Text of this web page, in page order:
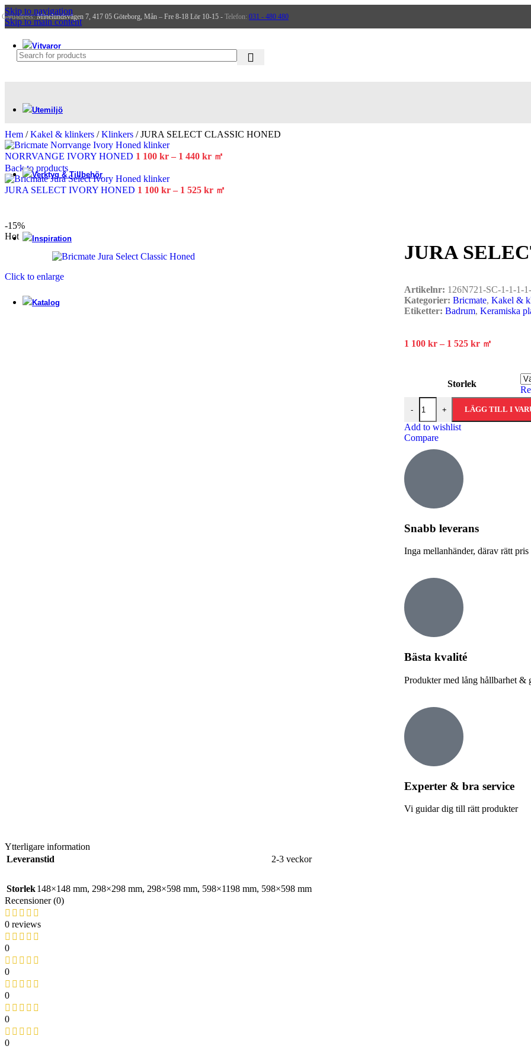
Skip to navigation
Skip to main content
Gatuadress:Minelundsvägen 7, 417 05 Göteborg, Mån – Fre 8-18 Lör 10-15 - Telefon: 031 - 480 480
Handdukstork​ Spegel
Vitvaror
Utemiljö
Polkant stenar
Verktyg & Tillbehör
Inspiration
Katalog
All Katalog
Hem / Kakel & klinkers / Klinkers / JURA SELECT CLASSIC HONED
NORRVANGE IVORY HONED 1 100 kr – 1 440 kr ㎡
Back to products
JURA SELECT IVORY HONED 1 100 kr – 1 525 kr ㎡
-15%
Hot
Click to enlarge
JURA
Artikelnr: 126N721-SC-1-1-1-
Kategorier: Bricmate, Kakel &
Etiketter: Badrum, Keramiska
1 100 kr – 1 525 kr ㎡
Storlek
- + LÄGG TILL I
Add to wishlist
Compare
Snabb leverans​
Inga mellanhänder, därav rätt pris
Bästa kvalité
Produkter med lång hållbarhet &
Experter & bra service
Vi guidar dig till rätt produkter
Ytterligare information
Leveranstid
2-3 veckor
Storlek148×148 mm, 298×298 mm, 298×598 mm, 598×1198 mm, 598×598 mm
Recensioner (0)
0 reviews
0
0
0
0
0